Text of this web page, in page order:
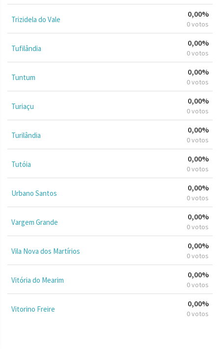
Trizidela do Vale
0,00%
0 votos
Tufilândia
0,00%
0 votos
Tuntum
0,00%
0 votos
Turiaçu
0,00%
0 votos
Turilândia
0,00%
0 votos
Tutóia
0,00%
0 votos
Urbano Santos
0,00%
0 votos
Vargem Grande
0,00%
0 votos
Vila Nova dos Martírios
0,00%
0 votos
Vitória do Mearim
0,00%
0 votos
Vitorino Freire
0,00%
0 votos